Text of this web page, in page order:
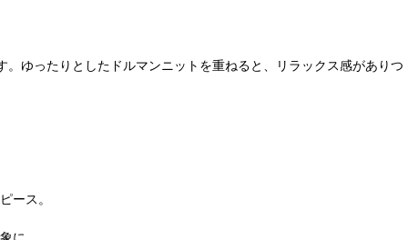
ゆったりとしたドルマンニットを重ねると、リラックス感がありつ
ース。